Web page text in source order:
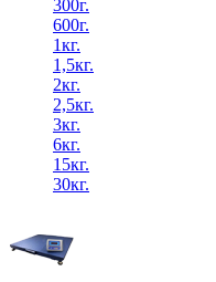
300г.
600г.
1кг.
1,5кг.
2кг.
2,5кг.
3кг.
6кг.
15кг.
30кг.